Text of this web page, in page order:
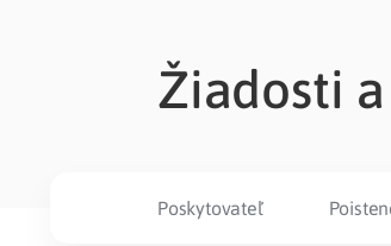
Žiadosti
Poskytovateľ